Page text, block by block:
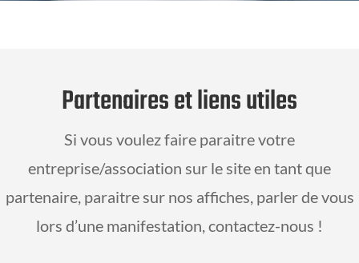
Partenaires et liens utiles
Si vous voulez faire paraitre votre
entreprise/association sur le site en tant que
partenaire, paraitre sur nos affiches, parler de vous
lors d’une manifestation, contactez-nous !